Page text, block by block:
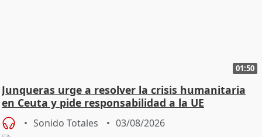
01:50
Junqueras urge a resolver la crisis humanitaria
en Ceuta y pide responsabilidad a la UE
Sonido Totales 03/08/2026